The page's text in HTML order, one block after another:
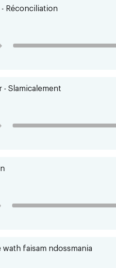
Réconciliation
- Slamicalement
wath faisam ndossmania